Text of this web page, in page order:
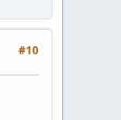
#10